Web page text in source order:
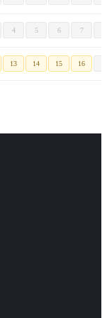
4 5 6 7
13 14 15 16